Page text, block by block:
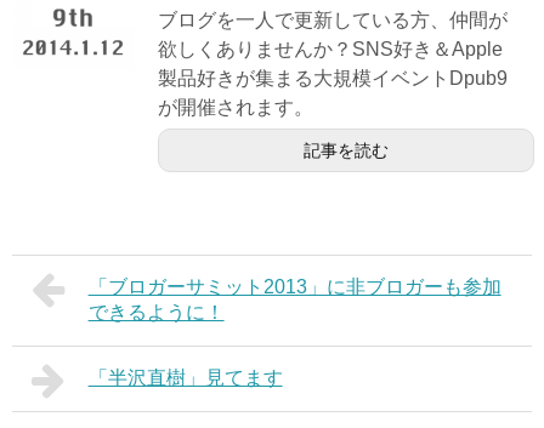
ブログを一人で更新している方、仲間が
欲しくありませんか？SNS好き＆Apple
製品好きが集まる大規模イベントDpub9
が開催されます。
記事を読む
「ブロガーサミット2013」に非ブロガーも参加
できるように！
「半沢直樹」見てます